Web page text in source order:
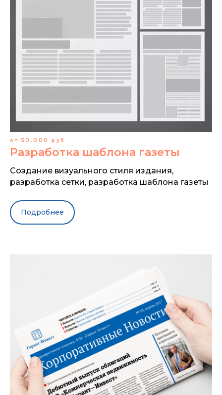
от 50.000 руб.
Разработка шаблона газеты
Создание визуального стиля издания,
разработка сетки, разработка шаблона газеты
Подробнее